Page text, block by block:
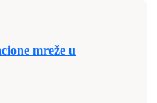
mreže u